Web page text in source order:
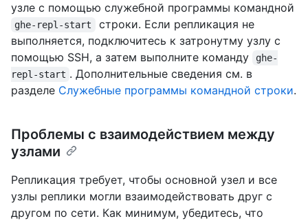
узле с помощью служебной программы командной
ghe-repl-start
строки. Если репликация не
выполняется, подключитесь к затронутму узлу с
помощью SSH, а затем выполните команду
ghe-
repl-start . Дополнительные сведения см. в
разделе Служебные программы командной строки.
Проблемы с взаимодействием между
узлами
Репликация требует, чтобы основной узел и все
узлы реплики могли взаимодействовать друг с
другом по сети. Как минимум, убедитесь, что